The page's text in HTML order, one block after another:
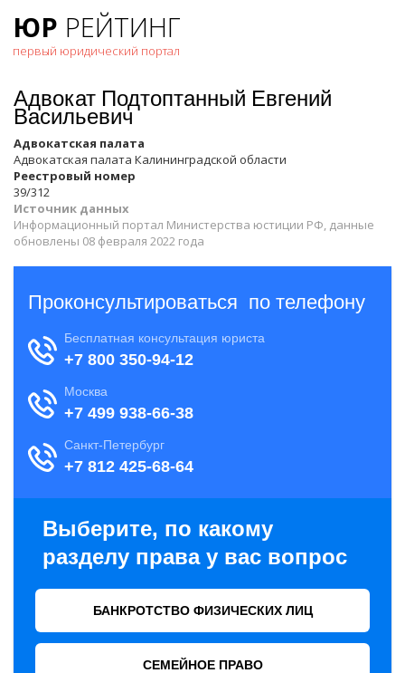
ЮР РЕЙТИНГ
первый юридический портал
Адвокат Подтоптанный Евгений
Васильевич
Адвокатская палата
Адвокатская палата Калининградской области
Реестровый номер
39/312
Источник данных
Информационный портал Министерства юстиции РФ, данные
обновлены 08 февраля 2022 года